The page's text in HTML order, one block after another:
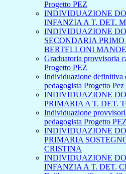
Progetto PEZ
INDIVIDUAZIONE
INFANZIA A T. DET.
INDIVIDUAZIONE
SECONDARIA
BERTELLONI
Graduatoria provvisoria
Progetto PEZ
Individuazione definitiva
pedagogista Progetto
INDIVIDUAZIONE
PRIMARIA A T. DET.
Individuazione
pedagogista Progetto PEZ
INDIVIDUAZIONE
PRIMARIA
CRISTINA
INDIVIDUAZIONE
INFANZIA A T. DET.